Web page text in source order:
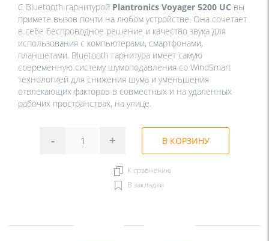
С Bluetooth гарнитурой Plantronics Voyager 5200 UC вы
примете вызов почти на любом устройстве. Она сочетает
в себе беспроводное решение и качество звука для
использования с компьютерами, смартфонами,
планшетами. Bluetooth гарнитура имеет самую
современную систему шумоподавления со WindSmart
технологией для снижения шума и уменьшения
отвлекающих факторов в совместных и на удаленных
рабочих пространствах, на улице.
- + В КОРЗИНУ
К сравнению
В закладки